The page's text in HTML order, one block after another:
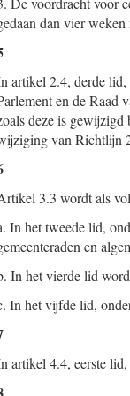
dan vier
artikel 2.4, derde
en de Raad
deze is
van Richtlijn
3.3 wordt als
In het tweede lid,
en
In het vierde lid
In het vijfde lid,
artikel 4.4, eerste